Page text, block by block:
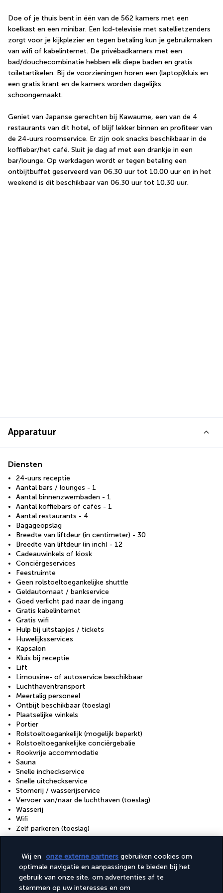
Doe of je thuis bent in één van de 562 kamers met een
koelkast en een minibar. Een lcd-televisie met satellietzenders
zorgt voor je kijkplezier en tegen betaling kun je gebruikmaken
van wifi of kabelinternet. De privébadkamers met een
bad/douchecombinatie hebben elk diepe baden en gratis
toiletartikelen. Bij de voorzieningen horen een (laptop)kluis en
een gratis krant en de kamers worden dagelijks
schoongemaakt.
Geniet van Japanse gerechten bij Kawaume, een van de 4
restaurants van dit hotel, of blijf lekker binnen en profiteer van
de 24-uurs roomservice. Er zijn ook snacks beschikbaar in de
koffiebar/het café. Sluit je dag af met een drankje in een
bar/lounge. Op werkdagen wordt er tegen betaling een
ontbijtbuffet geserveerd van 06.30 uur tot 10.00 uur en in het
weekend is dit beschikbaar van 06.30 uur tot 10.30 uur.
Apparatuur
Diensten
24-uurs receptie
Aantal bars / lounges - 1
Aantal binnenzwembaden - 1
Aantal koffiebars of cafés - 1
Aantal restaurants - 4
Bagageopslag
Breedte van liftdeur (in centimeter) - 30
Breedte van liftdeur (in inch) - 12
Cadeauwinkels of kiosk
Conciërgeservices
Feestruimte
Geen rolstoeltoegankelijke shuttle
Geldautomaat / bankservice
Goed verlicht pad naar de ingang
Gratis kabelinternet
Gratis wifi
Hulp bij uitstapjes / tickets
Huwelijksservices
Kapsalon
Kluis bij receptie
Lift
Limousine- of autoservice beschikbaar
Luchthaventransport
Meertalig personeel
Ontbijt beschikbaar (toeslag)
Plaatselijke winkels
Portier
Rolstoeltoegankelijk (mogelijk beperkt)
Rolstoeltoegankelijke conciërgebalie
Rookvrije accommodatie
Sauna
Snelle incheckservice
Snelle uitcheckservice
Stomerij / wasserijservice
Vervoer van/naar de luchthaven (toeslag)
Wasserij
Wifi
Zelf parkeren (toeslag)
24-uurs fitnessfaciliteiten
24-uurs healthclub
Fitnessfaciliteiten
Spabehandelingsruimte(s)
Wij en onze externe partners gebruiken cookies om
optimale navigatie en aanpassingen te bieden bij het
gebruik van onze site, om advertenties af te
stemmen op uw interesses en om